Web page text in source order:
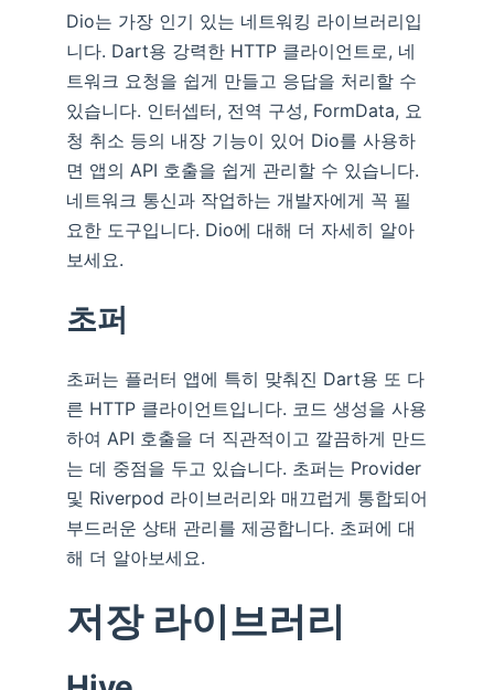
Dio는 가장 인기 있는 네트워킹 라이브러리입
니다. Dart용 강력한 HTTP 클라이언트로, 네
트워크 요청을 쉽게 만들고 응답을 처리할 수
있습니다. 인터셉터, 전역 구성, FormData, 요
청 취소 등의 내장 기능이 있어 Dio를 사용하
면 앱의 API 호출을 쉽게 관리할 수 있습니다.
네트워크 통신과 작업하는 개발자에게 꼭 필
요한 도구입니다. Dio에 대해 더 자세히 알아
보세요.
초퍼
초퍼는 플러터 앱에 특히 맞춰진 Dart용 또 다
른 HTTP 클라이언트입니다. 코드 생성을 사용
하여 API 호출을 더 직관적이고 깔끔하게 만드
는 데 중점을 두고 있습니다. 초퍼는 Provider
및 Riverpod 라이브러리와 매끄럽게 통합되어
부드러운 상태 관리를 제공합니다. 초퍼에 대
해 더 알아보세요.
저장 라이브러리